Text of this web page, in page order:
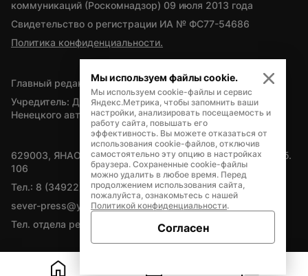
коммуникаций (Роскомнадзор) 09 июля 2013 года
Свидетельство о регистрации ИА № ФС77-54686
Политика конфиденциальности.
Главный редактор — А.Л. Поздеев
Учредитель: Департамент внутренней политики Ямало-
Ненецкого автономного округа
629003, ЯНАО, Салехард, мкр. Богдана Кнунянца, д.1, каб.
106
Тел.: 8 (34922) 71262
sever-press@yamal-media.ru
Тел. отдела рекламы: 8 (34922) 42728
Мы используем файлы cookie.
Мы используем cookie-файлы и сервис
Яндекс.Метрика, чтобы запомнить ваши
настройки, анализировать посещаемость и
работу сайта, повышать его
эффективность. Вы можете отказаться от
использования cookie-файлов, отключив
самостоятельно эту опцию в настройках
браузера. Сохраненные cookie-файлы
можно удалить в любое время. Перед
продолжением использования сайта,
пожалуйста, ознакомьтесь с нашей
Политикой конфиденциальности.
Согласен